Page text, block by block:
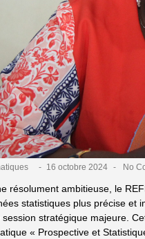
- 16 octobre 2024 - No
résolument ambitieuse, le
statistiques plus précise et
session stratégique majeure.
« Prospective et